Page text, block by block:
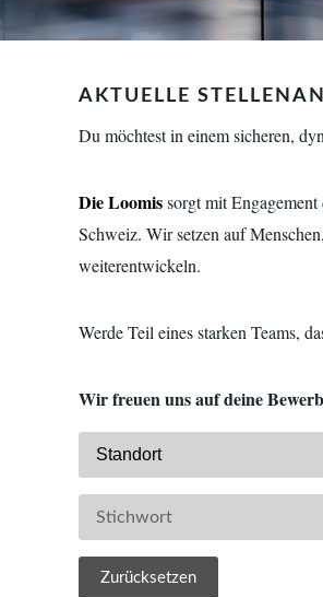
AKTUELLE
Du möchtest in einem sicheren,
Die Loomissorgt mit
Schweiz. Wir setzen auf
weiterentwickeln.
Werde Teil eines starken Teams,
Wir freuen uns auf deine
Standort
Zurücksetzen